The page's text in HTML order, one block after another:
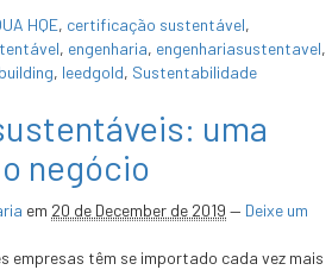
HQE, certificação sustentável,
, engenharia, engenhariasustentavel,
, leedgold, Sustentabilidade
uma
negócio
em 20 de December de 2019 — Deixe um
empresas têm se importado cada vez mais